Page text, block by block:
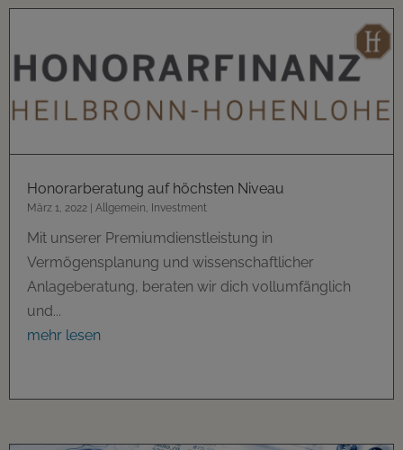
Honorarberatung auf höchsten Niveau
März 1, 2022 | Allgemein Investment
Mit unserer Premiumdienstleistung in
Vermögensplanung und wissenschaftlicher
Anlageberatung, beraten wir dich vollumfänglich
und...
mehr lesen